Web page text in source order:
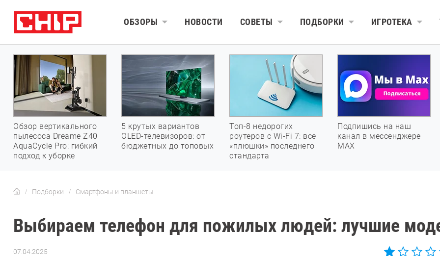
ОБЗОРЫ НОВОСТИ СОВЕТЫ ПОДБОРКИ ИГРОТЕКА
Обзор вертикального
пылесоса Dreame Z40
AquaCycle Pro: гибкий
подход к уборке
5 крутых вариантов
OLED-телевизоров: от
бюджетных до топовых
Топ-8 недорогих
роутеров с Wi-Fi 7: все
«плюшки» последнего
стандарта
Подпишись на наш
канал в мессенджере
МАХ
Подборки Смартфоны и планшеты
Выбираем телефон для пожилых людей: лучшие
07.04.2025